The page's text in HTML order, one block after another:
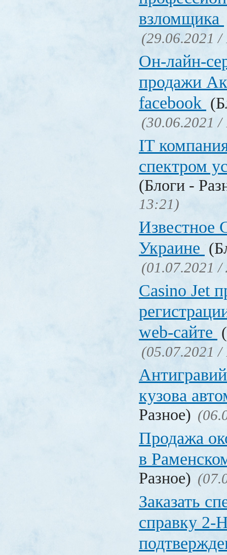
взломщика
(29.06.2021 /
Он-лайн-
продажи
facebook
(30.06.2021 /
IT
спектром
(Блоги -
13:21)
Известное
Украине
(01.07.2021 /
Сasino Jet
web-сайте
(05.07.2021 /
кузова
Разное)
Продажа
в
Разное)
Заказать
справку